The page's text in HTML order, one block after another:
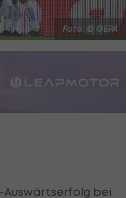
Foto: © GEPA
Auswärtserfolg bei